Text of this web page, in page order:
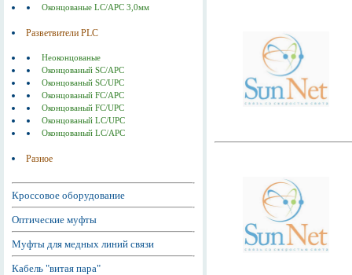
Оконцованые LC/АPC 3,0мм
Разветвители PLC
Неоконцованые
Оконцованый SC/APC
Оконцованый SC/UPC
Оконцованый FC/APC
Оконцованый FC/UPC
Оконцованый LC/UPC
Оконцованый LC/APC
Разное
Кроссовое оборудование
Оптические муфты
Муфты для медных линий связи
Кабель "витая пара"